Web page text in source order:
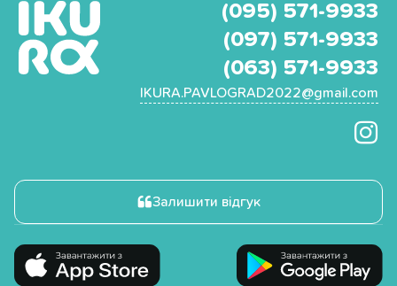
(095) 571-9933
(097) 571-9933
(063) 571-9933
IKURA.PAVLOGRAD2022@gmail.com
Залишити відгук